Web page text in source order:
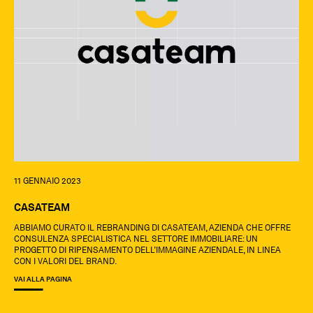
11 GENNAIO 2023
CASATEAM
ABBIAMO CURATO IL REBRANDING DI CASATEAM, AZIENDA CHE OFFRE
CONSULENZA SPECIALISTICA NEL SETTORE IMMOBILIARE: UN
PROGETTO DI RIPENSAMENTO DELL’IMMAGINE AZIENDALE, IN LINEA
CON I VALORI DEL BRAND.
VAI ALLA PAGINA